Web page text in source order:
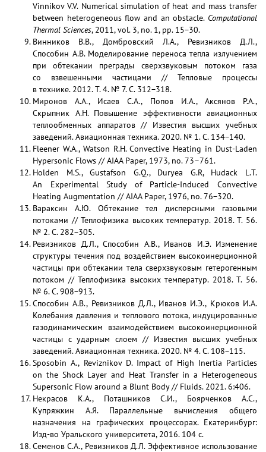
Vinnikov V.V. Numerical simulation of heat and mass transfer
between heterogeneous flow and an obstacle. Computational
Thermal Sciences, 2011, vol. 3, no. 1, pp. 15−30.
Винников В.В., Домбровский Л.А., Ревизников Д.Л.,
Способин А.В. Моделирование переноса тепла излучением
при обтекании преграды сверхзвуковым потоком газа
со взвешенными частицами // Тепловые процессы
в технике. 2012. Т. 4. № 7. С. 312−318.
Миронов А.А., Исаев С.А., Попов И.А., Аксянов Р.А.,
Скрыпник А.Н. Повышение эффективности авиационных
теплообменных аппаратов // Известия высших учебных
заведений. Авиационная техника. 2020. № 1. С. 134−140.
Fleener W.A., Watson R.H. Convective Heating in Dust-Laden
Hypersonic Flows // AIAA Paper, 1973, no. 73–761.
Holden M.S., Gustafson G.Q., Duryea G.R, Hudack L.T.
An Experimental Study of Particle-Induced Convective
Heating Augmentation // AIAA Paper, 1976, no. 76−320.
Вараксин А.Ю. Обтекание тел дисперсными газовыми
потоками // Теплофизика высоких температур. 2018. Т. 56.
№ 2. С. 282−305.
Ревизников Д.Л., Способин А.В., Иванов И.Э. Изменение
структуры течения под воздействием высокоинерционной
частицы при обтекании тела сверхзвуковым гетерогенным
потоком // Теплофизика высоких температур. 2018. Т. 56.
№ 6. С. 908−913.
Способин А.В., Ревизников Д.Л., Иванов И.Э., Крюков И.А.
Колебания давления и теплового потока, индуцированные
газодинамическим взаимодействием высокоинерционной
частицы с ударным слоем // Известия высших учебных
заведений. Авиационная техника. 2020. № 4. С. 108−115.
Sposobin A., Reviznikov D. Impact of High Inertia Particles
on the Shock Layer and Heat Transfer in a Heterogeneous
Supersonic Flow around a Blunt Body // Fluids. 2021. 6:406.
Некрасов К.А., Поташников С.И., Боярченков А.С.,
Купряжкин А.Я. Параллельные вычисления общего
назначения на графических процессорах. Екатеринбург:
Изд-во Уральского университета, 2016. 104 с.
Семенов С.А., Ревизников Д.Л. Эффективное использование